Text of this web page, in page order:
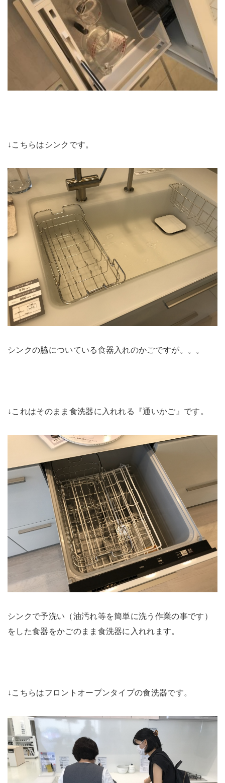
↓こちらはシンクです。
シンクの脇についている食器入れのかごですが。。。
↓これはそのまま食洗器に入れれる『通いかご』です。
シンクで予洗い（油汚れ等を簡単に洗う作業の事です）
をした食器をかごのまま食洗器に入れれます。
↓こちらはフロントオープンタイプの食洗器です。